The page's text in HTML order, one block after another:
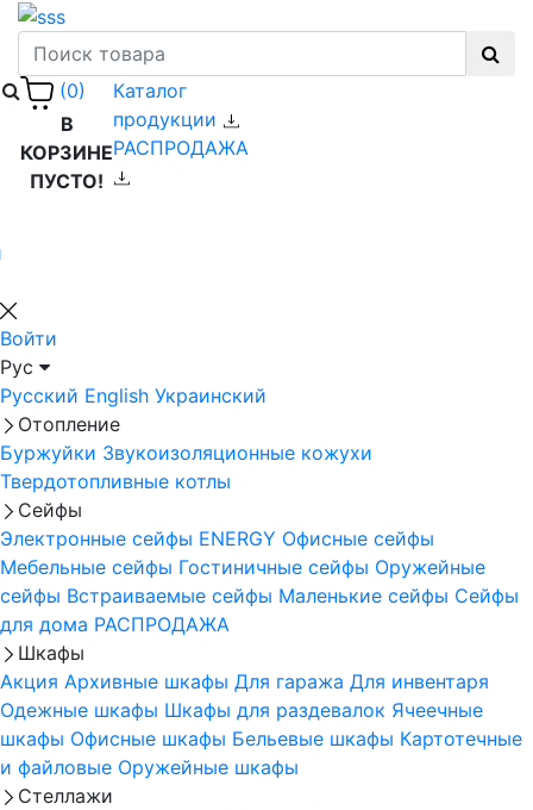
(0)
В
КОРЗИНЕ
ПУСТО!
Каталог
продукции
РАСПРОДАЖА
Войти
Рус
Русский English Украинский
Отопление
Буржуйки Звукоизоляционные кожухи
Твердотопливные котлы
Сейфы
Электронные сейфы ENERGY Офисные сейфы
Мебельные сейфы Гостиничные сейфы Оружейные
сейфы Встраиваемые сейфы Маленькие сейфы Сейфы
для дома РАСПРОДАЖА
Шкафы
Акция Архивные шкафы Для гаража Для инвентаря
Одежные шкафы Шкафы для раздевалок Ячеечные
шкафы Офисные шкафы Бельевые шкафы Картотечные
и файловые Оружейные шкафы
Стеллажи